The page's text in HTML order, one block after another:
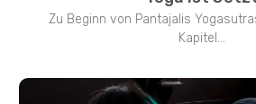
Zu Beginn von Pantajalis
Kapitel...